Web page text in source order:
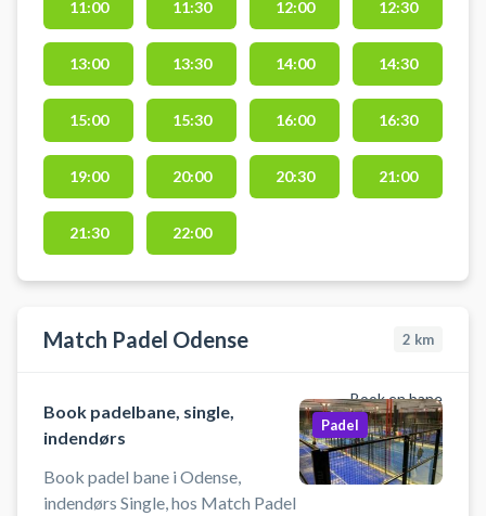
havn og spil padel udendørs i
Odense på Padelsports double
padeltennis bane der ligger på
Finlandkaj 14 5000, Odense - også
kaldet Byens Ø. Der er 3 timers
gratis parkering på havnen og
gratis lån af padel bat og bolde
ved paddel banen.
11:00 11:30 12:00 12:30
13:00 13:30 14:00 14:30
15:00 15:30 16:00 16:30
19:00 20:00 20:30 21:00
21:30 22:00
Match Padel Odense 2 km
Book en bane
Book padelbane, single,
indendørs
Book padel bane i Odense,
indendørs Single, hos Match Padel
Padel